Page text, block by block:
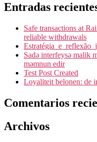
Entradas
Safe transactions at
reliable withdrawals
Sadə interfeysə malik
məmnun edir
Test Post Created
Loyaliteit belonen: de
Comentarios
Archivos